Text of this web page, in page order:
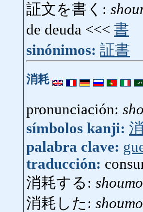
証文を書く:
de deuda <<< 書
sinónimos: 証書
消耗
pronunciación:
símbolos kanji:
palabra clave:
traducción:
消耗する:
消耗した: